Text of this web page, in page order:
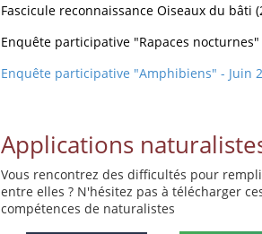
Fascicule reconnaissance Oiseaux du bâti
Enquête participative "Rapaces
Enquête participative "Amphibiens" - Juin
Applications
Vous rencontrez des difficultés pour
entre elles ? N'hésitez pas à télécharger
compétences de naturalistes